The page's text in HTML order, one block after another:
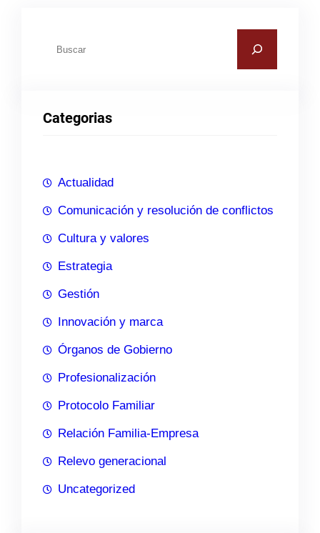
a
Categorias
Actualidad
Comunicación y resolución de conflictos
Cultura y valores
Estrategia
Gestión
Innovación y marca
Órganos de Gobierno
Profesionalización
Protocolo Familiar
Relación Familia-Empresa
Relevo generacional
Uncategorized